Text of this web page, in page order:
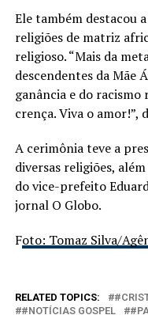
Ele também destacou
religiões de matriz
religioso. “Mais da
descendentes da Mãe
ganância e do racismo
crença. Viva o amor!”,
A cerimônia teve a
diversas religiões,
do vice-prefeito
jornal O Globo.
Foto: Tomaz Silva/
RELATED TOPICS:
#NOTÍCIAS GOSPEL